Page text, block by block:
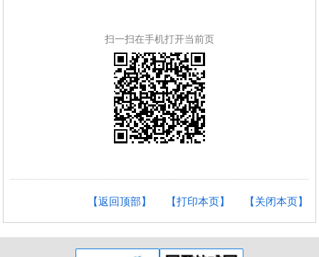
扫一扫在手机打开当前页
【关闭本页】
【打印本页】
【返回顶部】